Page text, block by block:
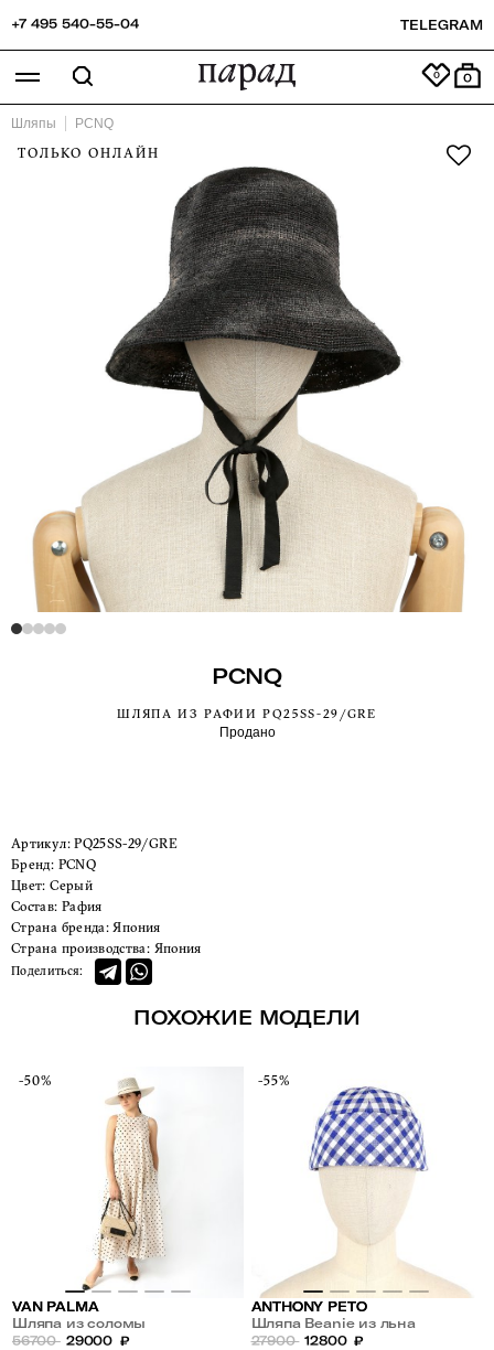
+7 495 540-55-04 TELEGRAM
0
Шляпы PCNQ
ТОЛЬКО ОНЛАЙН
PCNQ
ШЛЯПА ИЗ РАФИИ PQ25SS-29/GRE
Продано
Артикул:PQ25SS-29/GRE
Бренд:
PCNQ
Цвет:
Серый
Состав: Рафия
Страна бренда: Япония
Страна производства: Япония
Поделиться:
ПОХОЖИЕ МОДЕЛИ
-50%
VAN PALMA
Шляпа из соломы
56700 29000 ₽
-55%
ANTHONY PETO
Шляпа Beanie из льна
27900 12800 ₽